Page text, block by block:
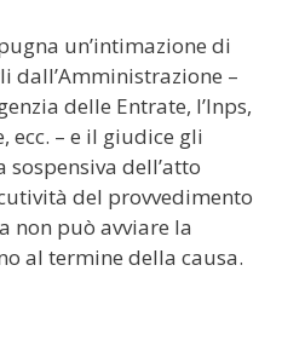
un’intimazione di
dall’Amministrazione –
delle Entrate, l’Inps,
ecc. – e il giudice gli
dell’atto
del provvedimento
non può avviare la
al termine della causa.